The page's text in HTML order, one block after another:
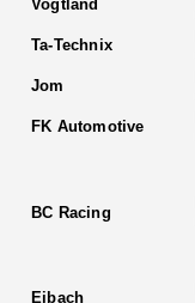
Vogtland
Ta-Technix
Jom
FK Automotive
BC Racing
Eibach